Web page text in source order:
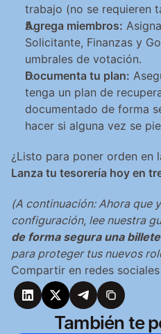
trabajo (no se requieren
Agrega miembros:
Solicitante, Finanzas y
umbrales de votación.
Documenta tu plan:
tenga un plan de
documentado de forma
hacer si alguna vez se
Lanza tu tesorería hoy en
(A continuación: Ahora que
configuración, lee nuestra
de forma segura una
para proteger tus nuevos
Compartir en redes sociales
También te